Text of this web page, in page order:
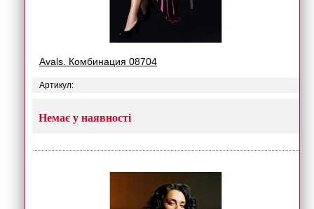
Avals. Комбинация 08704
Артикул:
Немає у наявності